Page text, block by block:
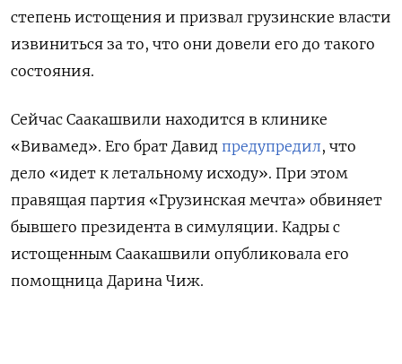
степень истощения и призвал грузинские власти
извиниться за то, что они довели его до такого
состояния.
Сейчас Саакашвили находится в клинике
«Вивамед». Его брат Давид предупредил, что
дело «идет к летальному исходу». При этом
правящая партия «Грузинская мечта» обвиняет
бывшего президента в симуляции. Кадры с
истощенным Саакашвили опубликовала его
помощница Дарина Чиж.